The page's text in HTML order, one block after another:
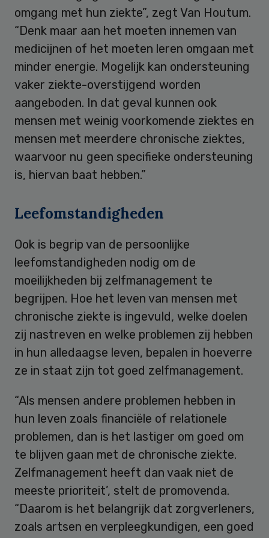
omgang met hun ziekte”, zegt Van Houtum.
“Denk maar aan het moeten innemen van
medicijnen of het moeten leren omgaan met
minder energie. Mogelijk kan ondersteuning
vaker ziekte-overstijgend worden
aangeboden. In dat geval kunnen ook
mensen met weinig voorkomende ziektes en
mensen met meerdere chronische ziektes,
waarvoor nu geen specifieke ondersteuning
is, hiervan baat hebben.”
Leefomstandigheden
Ook is begrip van de persoonlijke
leefomstandigheden nodig om de
moeilijkheden bij zelfmanagement te
begrijpen. Hoe het leven van mensen met
chronische ziekte is ingevuld, welke doelen
zij nastreven en welke problemen zij hebben
in hun alledaagse leven, bepalen in hoeverre
ze in staat zijn tot goed zelfmanagement.
“Als mensen andere problemen hebben in
hun leven zoals financiële of relationele
problemen, dan is het lastiger om goed om
te blijven gaan met de chronische ziekte.
Zelfmanagement heeft dan vaak niet de
meeste prioriteit’, stelt de promovenda.
“Daarom is het belangrijk dat zorgverleners,
zoals artsen en verpleegkundigen, een goed